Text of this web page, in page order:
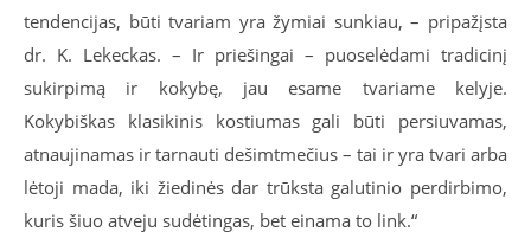
tendencijas, būti tvariam yra žymiai sunkiau, – pripažįsta
dr. K. Lekeckas. – Ir priešingai – puoselėdami tradicinį
sukirpimą ir kokybę, jau esame tvariame kelyje.
Kokybiškas klasikinis kostiumas gali būti persiuvamas,
atnaujinamas ir tarnauti dešimtmečius – tai ir yra tvari arba
lėtoji mada, iki žiedinės dar trūksta galutinio perdirbimo,
kuris šiuo atveju sudėtingas, bet einama to link.“